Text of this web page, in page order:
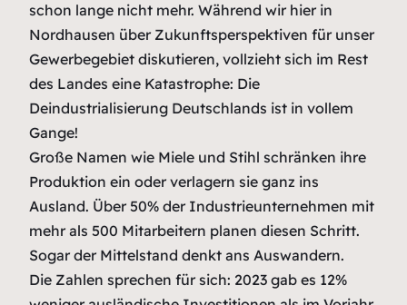
schon lange nicht mehr. Während wir hier in
Nordhausen über Zukunftsperspektiven für unser
Gewerbegebiet diskutieren, vollzieht sich im Rest
des Landes eine Katastrophe: Die
Deindustrialisierung Deutschlands ist in vollem
Gange!
Große Namen wie Miele und Stihl schränken ihre
Produktion ein oder verlagern sie ganz ins
Ausland. Über 50% der Industrieunternehmen mit
mehr als 500 Mitarbeitern planen diesen Schritt.
Sogar der Mittelstand denkt ans Auswandern.
Die Zahlen sprechen für sich: 2023 gab es 12%